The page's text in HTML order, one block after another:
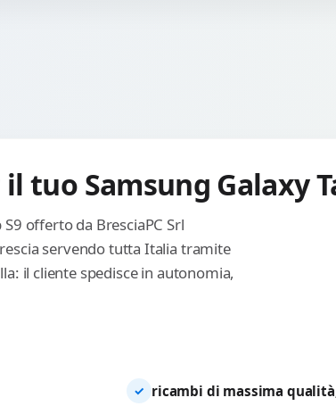
tuo Samsung Galaxy
offerto da BresciaPC Srl
servendo tutta Italia tramite
il cliente spedisce in autonomia,
✓ ricambi di massima